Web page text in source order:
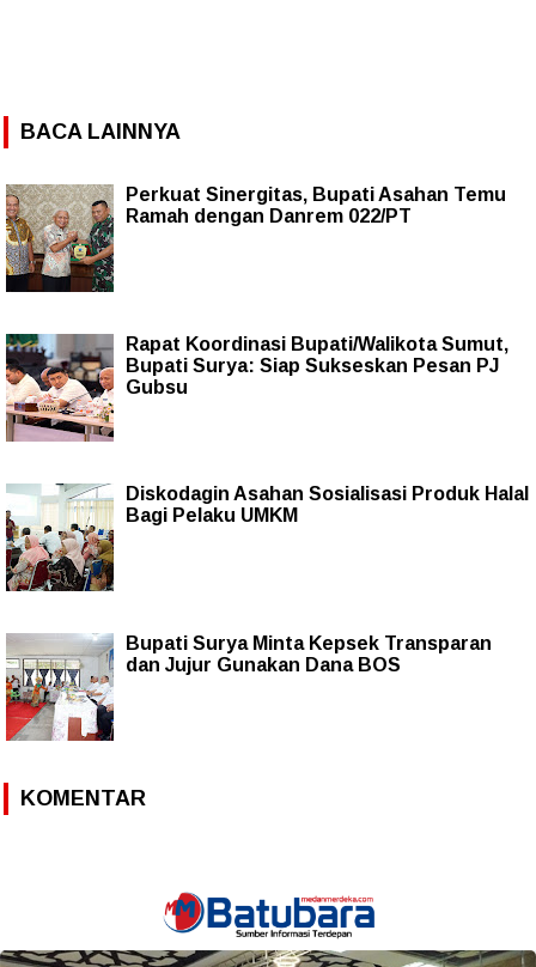
BACA LAINNYA
Perkuat Sinergitas, Bupati Asahan Temu
Ramah dengan Danrem 022/PT
Rapat Koordinasi Bupati/Walikota Sumut,
Bupati Surya: Siap Sukseskan Pesan PJ
Gubsu
Diskodagin Asahan Sosialisasi Produk Halal
Bagi Pelaku UMKM
Bupati Surya Minta Kepsek Transparan
dan Jujur Gunakan Dana BOS
KOMENTAR